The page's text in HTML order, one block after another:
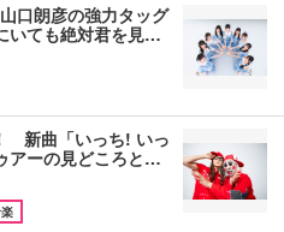
口朗彦の強力タッグ
いても絶対君を見…
新曲「いっち! いっ
アーの見どころと…